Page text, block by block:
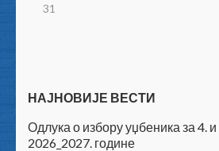
31
НАЈНОВИЈЕ ВЕСТИ
Одлука о избору уџбеника за 4.
2026_2027. године